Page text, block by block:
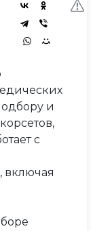
и
с
включая